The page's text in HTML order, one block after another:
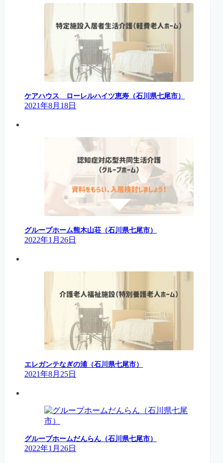
ケアハウス ローレルハイツ恵寿（石川県七尾市）
2021年8月18日
グループホーム熊木山荘（石川県七尾市）
2022年1月26日
エレガンテなぎの浦（石川県七尾市）
2021年8月25日
グループホームだんらん（石川県七尾市）
2022年1月26日